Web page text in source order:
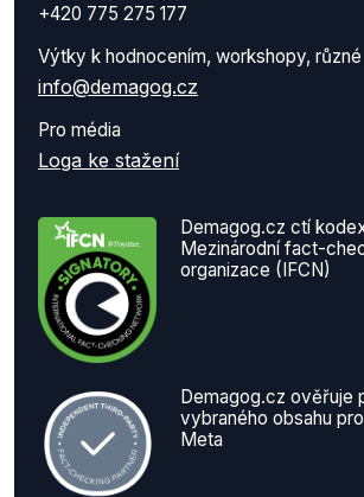
+420 775 275 177
Výtky k hodnocením, workshopy, různé
info@demagog.cz
Pro média
Loga ke stažení
Demagog.cz ctí
Mezinárodní fact-
organizace (IFCN)
Demagog.cz ověřuje
vybraného obsahu
Meta